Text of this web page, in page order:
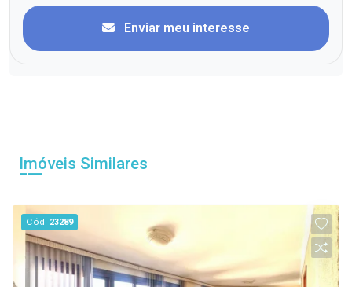
Enviar meu interesse
Imóveis Similares
Cód. 23289